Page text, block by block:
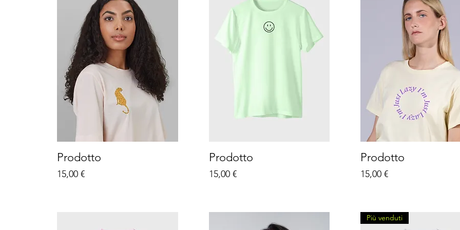
Prodotto
Prezzo
15,00 €
Prodotto
Prezzo
15,00 €
Prodotto
Prezzo
15,00 €
Più venduti